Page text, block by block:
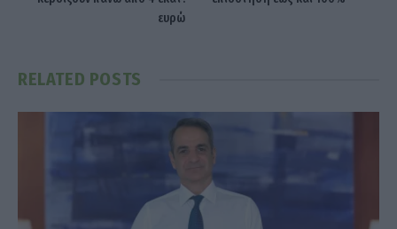
ευρώ
RELATED POSTS